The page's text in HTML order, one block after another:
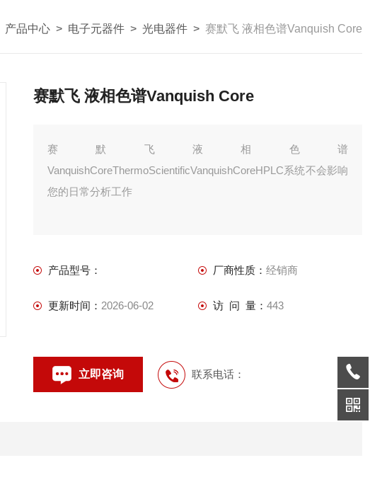
产品中心 > 电子元器件 > 光电器件 > 赛默飞 液相色谱Vanquish Core
赛默飞 液相色谱Vanquish Core
赛默飞液相色谱
VanquishCoreThermoScientificVanquishCoreHPLC系统不会影响
您的日常分析工作
产品型号： 厂商性质： 经销商
更新时间： 2026-06-02 访 问 量： 443
立即咨询 联系电话：